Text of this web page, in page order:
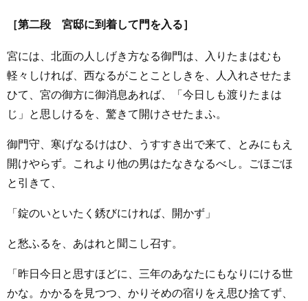
［第二段 宮邸に到着して門を入る］
宮には、北面の人しげき方なる御門は、入りたまはむも
軽々しければ、西なるがことことしきを、人入れさせたま
ひて、宮の御方に御消息あれば、「今日しも渡りたまは
じ」と思しけるを、驚きて開けさせたまふ。
御門守、寒げなるけはひ、うすすき出で来て、とみにもえ
開けやらず。これより他の男はたなきなるべし。ごほごほ
と引きて、
「錠のいといたく銹びにければ、開かず」
と愁ふるを、あはれと聞こし召す。
「昨日今日と思すほどに、三年のあなたにもなりにける世
かな。かかるを見つつ、かりそめの宿りをえ思ひ捨てず、